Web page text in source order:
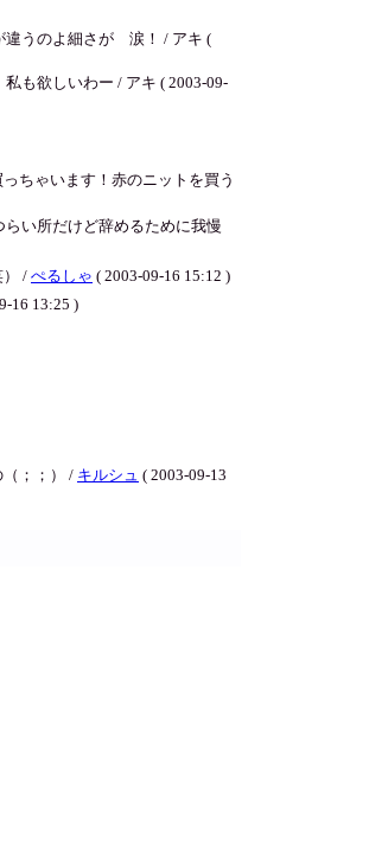
違うのよ細さが 涙！ / アキ (
も欲しいわー / アキ ( 2003-09-
ちゃいます！赤のニットを買う
い所だけど辞めるために我慢
） / ぺるしゃ ( 2003-09-16 15:12 )
16 13:25 )
；；） / キルシュ ( 2003-09-13